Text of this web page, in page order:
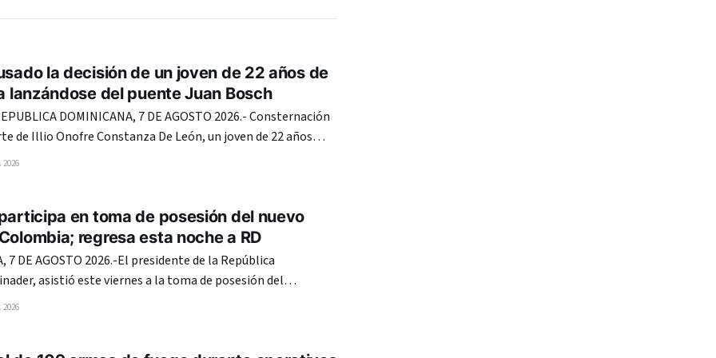
la decisión de un joven de 22 años de
lanzándose del puente Juan Bosch
DOMINICANA, 7 DE AGOSTO 2026.- Consternación
de Illio Onofre Constanza De León, un joven de 22 años
la tarde del jueves al lanzarse del puente Juan Boch,
2026
en toma de posesión del nuevo
regresa esta noche a RD
7 DE AGOSTO 2026.-El presidente de la República
asistió este viernes a la toma de posesión del
Abelardo de la Espriella, para el período 2026-2030. La
2026